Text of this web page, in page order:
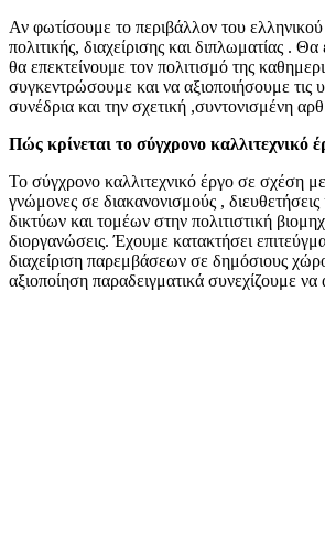
Αν φωτίσουμε το περιβάλλον του ελληνικού
πολιτικής, διαχείρισης και διπλωματίας .
θα επεκτείνουμε τον πολιτισμό της
συγκεντρώσουμε και να αξιοποιήσουμε τις
συνέδρια και την σχετική ,συντονισμένη
Πώς κρίνεται το σύγχρονο καλλιτεχνικό
Το σύγχρονο καλλιτεχνικό έργο σε σχέση
γνώμονες σε διακανονισμούς ,
δικτύων και τομέων στην πολιτιστική
διοργανώσεις. Έχουμε κατακτήσει
διαχείριση παρεμβάσεων σε δημόσιους
αξιοποίηση παραδειγματικά συνεχίζουμε